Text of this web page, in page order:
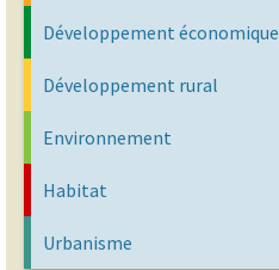
Développement économique
Développement rural
Environnement
Habitat
Urbanisme